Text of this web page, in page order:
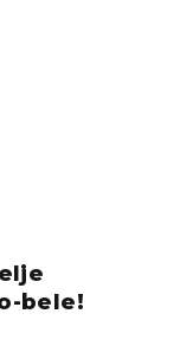
bele!